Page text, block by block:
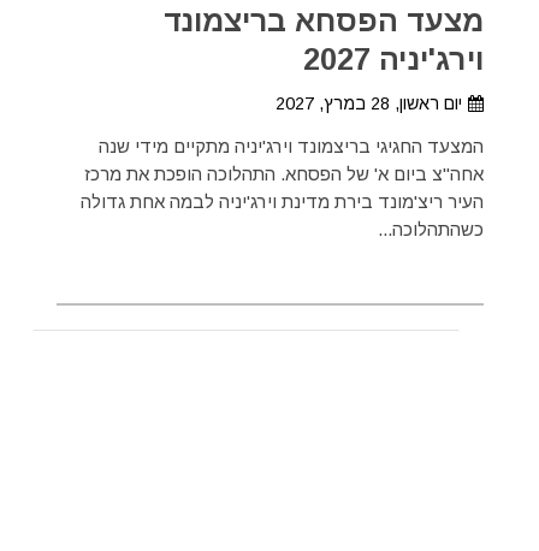
מצעד הפסחא בריצמונד
וירג'יניה 2027
יום ראשון, 28 במרץ, 2027
המצעד החגיגי בריצמונד וירג'יניה מתקיים מידי שנה
אחה"צ ביום א' של הפסחא. התהלוכה הופכת את מרכז
העיר ריצ'מונד בירת מדינת וירג'יניה לבמה אחת גדולה
כשהתהלוכה...